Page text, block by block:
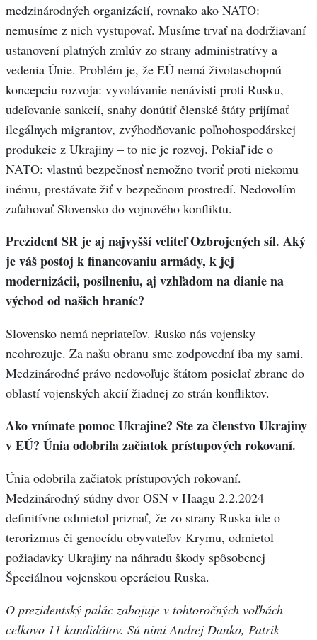
medzinárodných organizácií, rovnako ako NATO:
nemusíme z nich vystupovať. Musíme trvať na dodržiavaní
ustanovení platných zmlúv zo strany administratívy a
vedenia Únie. Problém je, že EÚ nemá životaschopnú
koncepciu rozvoja: vyvolávanie nenávisti proti Rusku,
udeľovanie sankcií, snahy donútiť členské štáty prijímať
ilegálnych migrantov, zvýhodňovanie poľnohospodárskej
produkcie z Ukrajiny – to nie je rozvoj. Pokiaľ ide o
NATO: vlastnú bezpečnosť nemožno tvoriť proti niekomu
inému, prestávate žiť v bezpečnom prostredí. Nedovolím
zaťahovať Slovensko do vojnového konfliktu.
Prezident SR je aj najvyšší veliteľ Ozbrojených síl. Aký
je váš postoj k financovaniu armády, k jej
modernizácii, posilneniu, aj vzhľadom na dianie na
východ od našich hraníc?
Slovensko nemá nepriateľov. Rusko nás vojensky
neohrozuje. Za našu obranu sme zodpovední iba my sami.
Medzinárodné právo nedovoľuje štátom posielať zbrane do
oblastí vojenských akcií žiadnej zo strán konfliktov.
Ako vnímate pomoc Ukrajine? Ste za členstvo Ukrajiny
v EÚ? Únia odobrila začiatok prístupových rokovaní.
Únia odobrila začiatok prístupových rokovaní.
Medzinárodný súdny dvor OSN v Haagu 2.2.2024
definitívne odmietol priznať, že zo strany Ruska ide o
terorizmus či genocídu obyvateľov Krymu, odmietol
požiadavky Ukrajiny na náhradu škody spôsobenej
Špeciálnou vojenskou operáciou Ruska.
O prezidentský palác zabojuje v tohtoročných voľbách
celkovo 11 kandidátov. Sú nimi Andrej Danko, Patrik